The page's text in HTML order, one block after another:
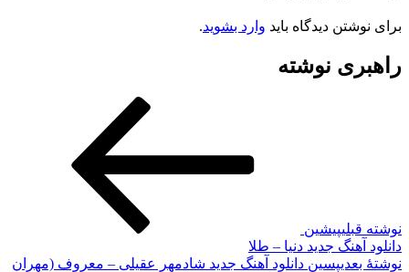
برای نوشتن دیدگاه باید وارد بشوید.
راهبری نوشته
نوشته قبلیپیشین
دانلود آهنگ جدید دنیا – طلا
نوشته‌ٔ بعدیپسین دانلود آهنگ جدید شادمهر عقیلی – معروف (مهران